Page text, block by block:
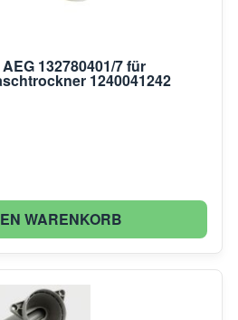
132780401/7 für
1240041242
WARENKORB